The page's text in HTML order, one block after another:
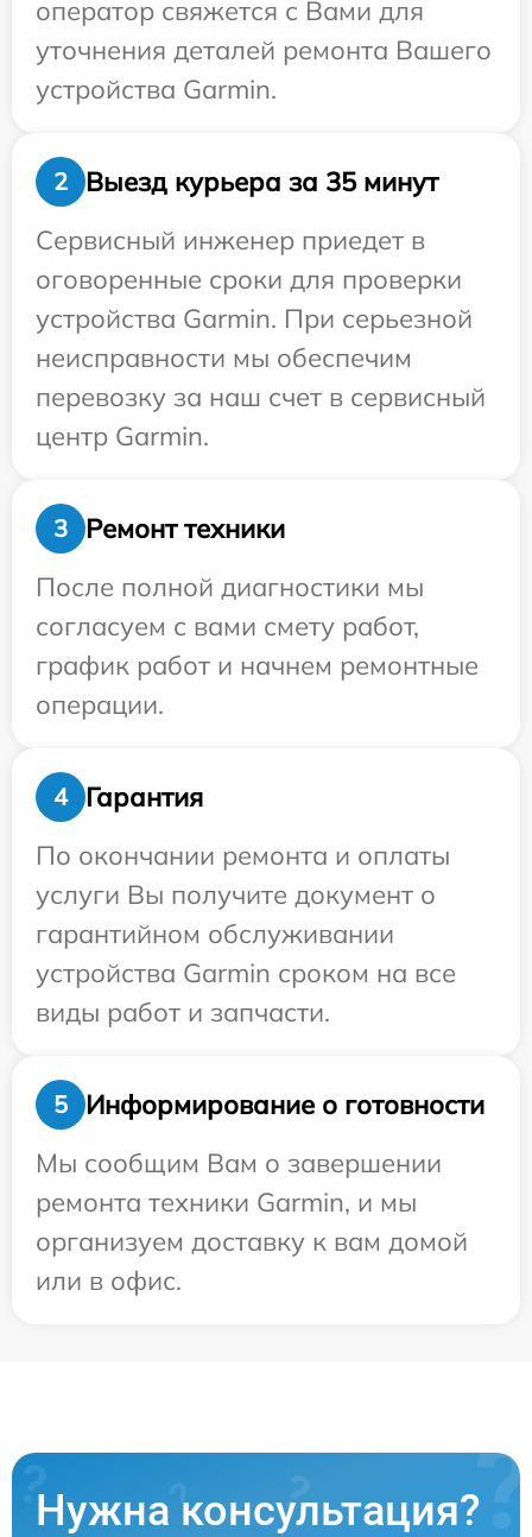
оператор свяжется с Вами для
уточнения деталей ремонта Вашего
устройства Garmin.
2
Выезд курьера за 35 минут
Сервисный инженер приедет в
оговоренные сроки для проверки
устройства Garmin. При серьезной
неисправности мы обеспечим
перевозку за наш счет в сервисный
центр Garmin.
3
Ремонт техники
После полной диагностики мы
согласуем с вами смету работ,
график работ и начнем ремонтные
операции.
4
Гарантия
По окончании ремонта и оплаты
услуги Вы получите документ о
гарантийном обслуживании
устройства Garmin сроком на все
виды работ и запчасти.
5
Информирование о готовности
Мы сообщим Вам о завершении
ремонта техники Garmin, и мы
организуем доставку к вам домой
или в офис.
Нужна консультация?